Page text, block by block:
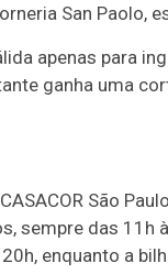
San Paolo,
apenas para
ganha uma
São
sempre das 11h
enquanto a